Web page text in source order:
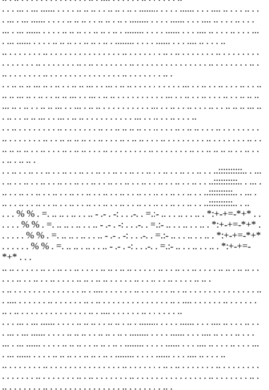
. . . ... . ... ...... . . . . .. .. .. . . .. .. . .. . ........ . . . . ...... . . . .... .. . . . .. . .
. ... . ... ...... . . . . .. .. .. . . .. .. . .. . ........ . . . . ...... . . . .... .. . . . .. . . .
... . ... ...... . . . . .. .. .. . . .. .. . .. . ........ . . . . ...... . . . .... .. . . . .. . . . ...
. ... ...... . . . . .. .. .. . . .. .. . .. . ........ . . . . ...... . . . .... .. . . . ..
.. . . . . . . . .. . . . . . . . . . . . . . . . .. . . . . . . . .. . .. . . . . . . . .. . . . . . . . .
. . . . . . . .. . . . . . . . .. . .. . . . . . . . .. . . . . . . . . . . . . . . . .. . . . . . . . .. .
.. . . . . . . . .. . . . . . . . . . . . . . . . .. . . . . . . . .. .
. . .. .. .. ... .. . .. . . .. .. ... . . ... . .. .. . . . . . . . . . . ... . . .. . . .. . . . .. . . ..
.. .. ... .. . .. . . .. .. ... . . ... . .. .. . . . . . . . . . . ... . . .. . . .. . . . .. . . .. .. ..
... .. . .. . . .. .. ... . . ... . .. .. . . . . . . . . . . ... . . .. . . .. . . . .. . . .. .. .. ... ..
. .. . . .. .. ... . . ... . .. .. . . . . . . . . . . ... . . .. . . .. . . . ..
. . .. . . . . . . . . .. . . . . . . . .. . . .. .. .. .. . . .. . . . .. . .. .. . . . .. . . . . . . . .
.. . . . . . . . .. . . .. .. .. .. . . .. . . . .. . .. .. . . . .. . . . . . . . . .. . . . . . . . .. . .
.. .. .. .. . . .. . . . .. . .. .. . . . .. . . . . . . . . .. . . . . . . . .. . . .. .. .. .. . . .. . .
. .. . .. .. .
. . .. . . .. . . .. . . .. . . .. . . .. . . .. . . .. . . .. . . .. . . .. . . .. . . ..::::::::::.. . ...
. .. . . .. . . .. . . .. . . .. . . .. . . .. . . .. . . .. . . .. . . .. . . .. . . ..::::::::::.. . ... .
.. . . .. . . .. . . .. . . .. . . .. . . .. . . .. . . .. . . .. . . .. . . .. . . ..::::::::::.. . ... .
.. . . .. . . .. . . .. . . .. . . .. . . .. . . .. . . .. . . .. . . .. . . .. . . ..::::::::::.. . ..
. . . % % . =. .. .. . .. . . .. - .- . -: . . .-. . =.:- .. . . .. . . .. . *:+-+=-*+* . .
. . . . % % . =. .. .. . .. . . .. - .- . -: . . .-. . =.:- .. . . .. . . .. . *:+-+=-*+* .
. . . . . % % . =. .. .. . .. . . .. - .- . -: . . .-. . =.:- .. . . .. . . .. . *:+-+=-*+*
. . . . . . % % . =. .. .. . .. . . .. - .- . -: . . .-. . =.:- .. . . .. . . .. . *:+-+=-
*+* . . .
.. .. . . . . . .. . . .. . . .. . . . . .. .. . .. .. . . . . . .. . . .. . . .. . . . . .. .. . .. .. . .
. . . .. . . .. . . .. . . . . .. .. . .. .. . . . . . .. . . .. . . .. . . . . .. .. .
. .. . . . . . . . . . . . . . . .. . .... . . . . . . .. . . . . . . .. . .. . . . . . . . . . . . . . . ..
. .... . . . . . . .. . . . . . . .. . .. . . . . . . . . . . . . . . .. . .... . . . . . . .. . . . . . .
.. . .. . . . . . . . . . . . . . . .. . .... . . . . . . .. . . . . . . ..
. . . ... . ... ...... . . . . .. .. .. . . .. .. . .. . ........ . . . . ...... . . . .... .. . . . .. . .
. ... . ... ...... . . . . .. .. .. . . .. .. . .. . ........ . . . . ...... . . . .... .. . . . .. . . .
... . ... ...... . . . . .. .. .. . . .. .. . .. . ........ . . . . ...... . . . .... .. . . . .. . . . ...
. ... ...... . . . . .. .. .. . . .. .. . .. . ........ . . . . ...... . . . .... .. . . . ..
.. . . . . . . . .. . . . . . . . . . . . . . . . .. . . . . . . . .. . .. . . . . . . . .. . . . . . . . .
. . . . . . . .. . . . . . . . .. . .. . . . . . . . .. . . . . . . . . . . . . . . . .. . . . . . . . .. .
.. . . . . . . . .. . . . . . . . . . . . . . . . .. . . . . . . . .. .